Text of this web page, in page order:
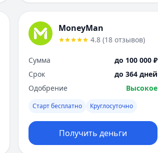
MoneyMan
4.8 (18 отзывов)
Сумма
до 100 000 ₽
Срок
до 364 дней
Одобрение
Высокое
Старт бесплатно Круглосуточно
Получить деньги